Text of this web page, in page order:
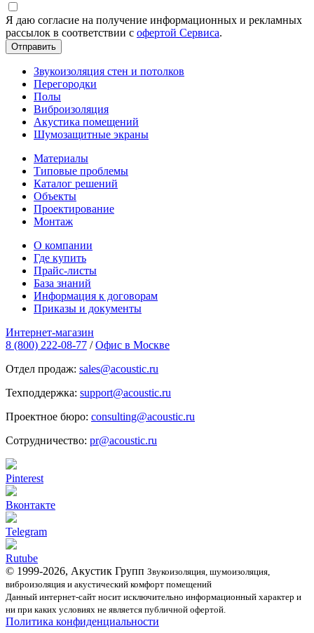
Я даю согласие на получение информационных и рекламных
рассылок в соответствии с офертой Сервиса.
Звукоизоляция стен и потолков
Перегородки
Полы
Виброизоляция
Акустика помещений
Шумозащитные экраны
Материалы
Типовые проблемы
Каталог решений
Объекты
Проектирование
Монтаж
О компании
Где купить
Прайс-листы
База знаний
Информация к договорам
Приказы и документы
Интернет-магазин
8 (800) 222-08-77 / Офис в Москве
Отдел продаж: sales@acoustic.ru
Техподдержка: support@acoustic.ru
Проектное бюро: consulting@acoustic.ru
Сотрудничество: pr@acoustic.ru
Pinterest
Вконтакте
Telegram
Rutube
© 1999-2026, Акустик Групп Звукоизоляция, шумоизоляция,
виброизоляция и акустический комфорт помещений
Данный интернет-сайт носит исключительно информационный характер и
ни при каких условиях не является публичной офертой.
Политика конфиденциальности